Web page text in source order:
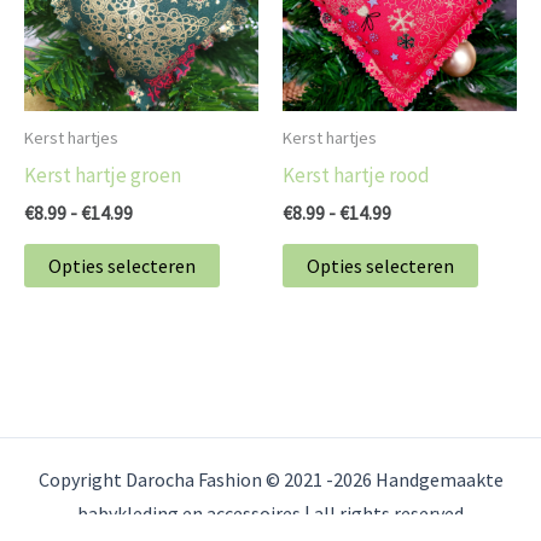
Kerst hartjes
Kerst hartje groen
€8.99 -€14.99
Opties selecteren
variaties.
Deze
optie
gekozen
Kerst hartjes
Kerst hartje rood
€8.99 -€14.99
Opties selecteren
Deze
optie
Copyright Darocha Fashion © 2021 -2026 Handgemaakte
babykleding en accessoires | all rights reserved